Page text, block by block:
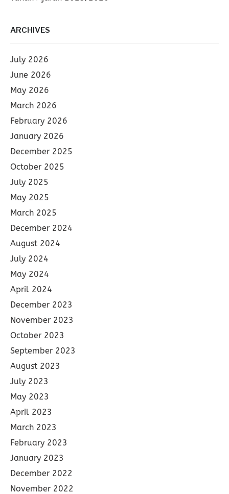
ARCHIVES
July 2026
June 2026
May 2026
March 2026
February 2026
January 2026
December 2025
October 2025
July 2025
May 2025
March 2025
December 2024
August 2024
July 2024
May 2024
April 2024
December 2023
November 2023
October 2023
September 2023
August 2023
July 2023
May 2023
April 2023
March 2023
February 2023
January 2023
December 2022
November 2022